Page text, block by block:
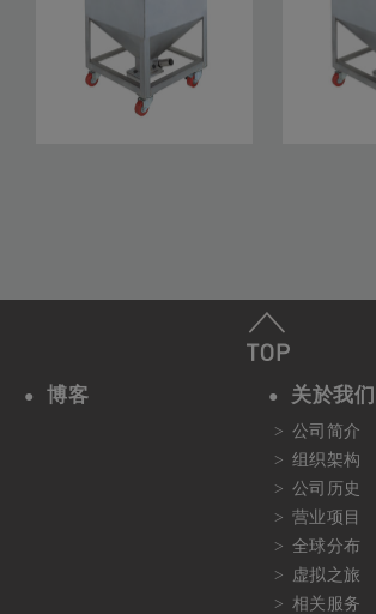
关於我们
公司简介
组织架构
公司历史
营业项目
全球分布
虚拟之旅
相关服务
博客